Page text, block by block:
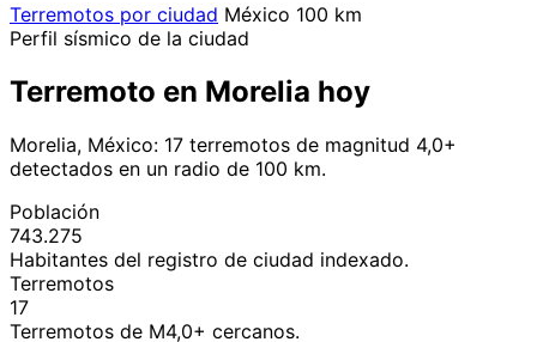
Terremotos por ciudad México 100 km
Perfil sísmico de la ciudad
Terremoto en Morelia hoy
Morelia, México: 17 terremotos de magnitud 4,0+
detectados en un radio de 100 km.
Población
743.275
Habitantes del registro de ciudad indexado.
Terremotos
17
Terremotos de M4,0+ cercanos.